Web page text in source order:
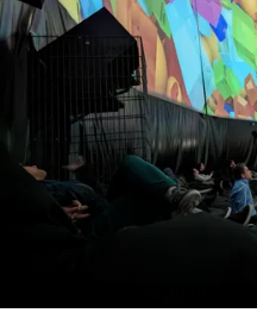
Tourismus NRW e.V., M. Hulisz,